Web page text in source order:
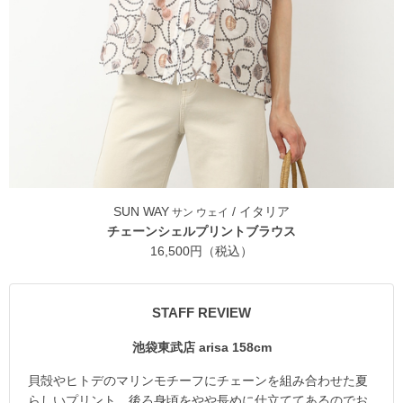
SUN WAY サン ウェイ / イタリア
チェーンシェルプリントブラウス
16,500円（税込）
STAFF REVIEW
池袋東武店 arisa 158cm
貝殻やヒトデのマリンモチーフにチェーンを組み合わせた夏
らしいプリント。後ろ身頃をやや長めに仕立ててあるのでお